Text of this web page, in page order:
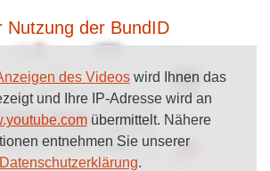
Nutzung der BundID
des Videoswird Ihnen das
und Ihre IP-Adresse wird an
übermittelt. Nähere
entnehmen Sie unserer
Datenschutzerklärung.